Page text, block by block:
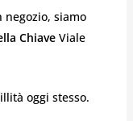
siamo
ChiaveViale
oggi stesso.